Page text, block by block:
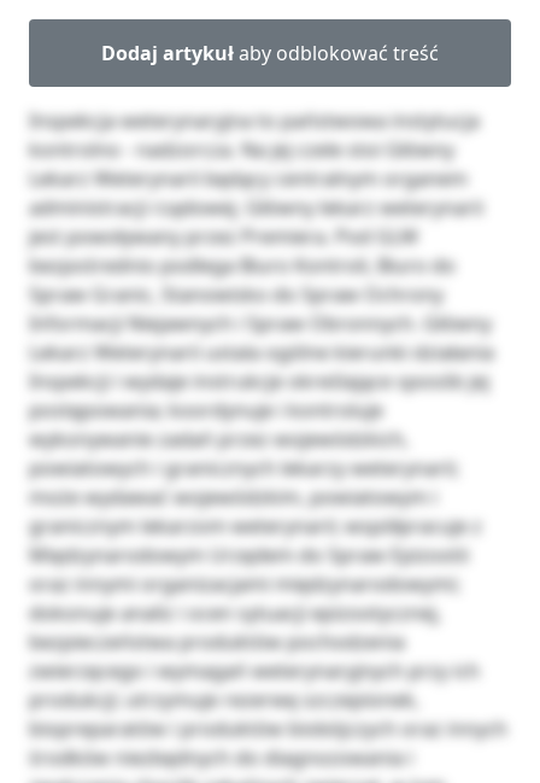
Dodaj artykułaby odblokować treść
Inspekcja weterynaryjna to państwowa instytucja
kontrolno - nadzorcza. Na jej czele stoi Główny
Lekarz Weterynarii będący centralnym organem
administracji rządowej. Główny lekarz weterynarii
jest powoływany przez Premiera. Pod GLW
bezpośrednio podlega Biuro Kontroli, Biuro do
Spraw Granic, Stanowisko do Spraw Ochrony
Informacji Niejawnych i Spraw Obronnych. Główny
Lekarz Weterynarii ustala ogólne kierunki działania
Inspekcji i wydaje instrukcje określające sposób jej
postępowania; koordynuje i kontroluje
wykonywanie zadań przez wojewódzkich,
powiatowych i granicznych lekarzy weterynarii;
może wydawać wojewódzkim, powiatowym i
granicznym lekarzom weterynarii; współpracuje z
Międzynarodowym Urzędem do Spraw Epizootii
oraz innymi organizacjami międzynarodowymi;
dokonuje analiz i ocen sytuacji epizootycznej,
bezpieczeństwa produktów pochodzenia
zwierzęcego i wymagań weterynaryjnych przy ich
produkcji; utrzymuje rezerwę szczepionek,
biopreparatów i produktów biobójczych oraz innych
środków niezbędnych do diagnozowania i